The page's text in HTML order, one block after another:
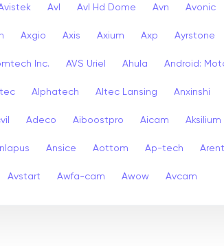
Avl Avl Hd Dome Avn Avonic
Axgio Axis Axium Axp Ayrstone
Inc. AVS Uriel Ahula Android:
Alphatech Altec Lansing Anxinshi
Adeco Aiboostpro Aicam Aksilium
Ansice Aottom Ap-tech
Avstart Awfa-cam Awow Avcam